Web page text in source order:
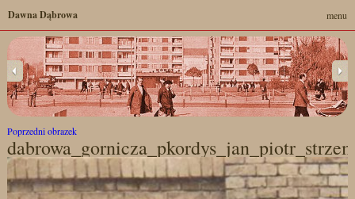
Poprzedni obrazek
Dawna Dąbrowa menu